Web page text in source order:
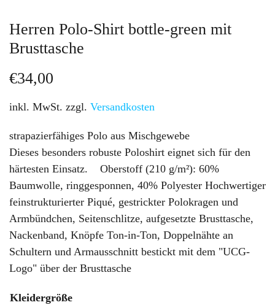
Herren Polo-Shirt bottle-green mit
Brusttasche
€34,00
inkl. MwSt. zzgl. Versandkosten
strapazierfähiges Polo aus Mischgewebe
Dieses besonders robuste Poloshirt eignet sich für den
härtesten Einsatz. Oberstoff (210 g/m²): 60%
Baumwolle, ringgesponnen, 40% Polyester Hochwertiger
feinstrukturierter Piqué, gestrickter Polokragen und
Armbündchen, Seitenschlitze, aufgesetzte Brusttasche,
Nackenband, Knöpfe Ton-in-Ton, Doppelnähte an
Schultern und Armausschnitt bestickt mit dem "UCG-
Logo" über der Brusttasche
Kleidergröße